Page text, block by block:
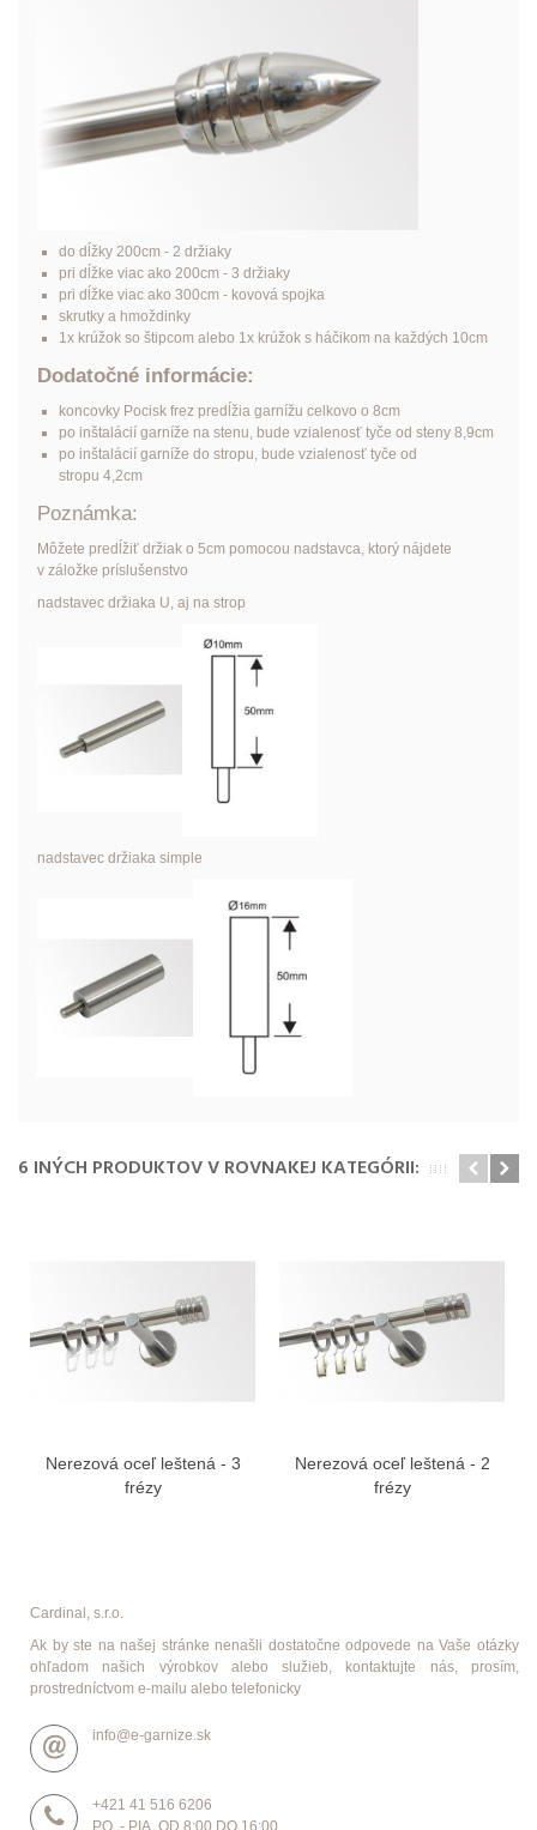
do dĺžky 200cm - 2 držiaky
pri dĺžke viac ako 200cm - 3 držiaky
pri dĺžke viac ako 300cm - kovová spojka
skrutky a hmoždinky
1x krúžok so štipcom alebo 1x krúžok s háčikom na každých 10cm
Dodatočné informácie:
koncovky Pocisk frez predĺžia garnížu celkovo o 8cm
po inštalácií garníže na stenu, bude vzialenosť tyče od steny 8,9cm
po inštalácií garníže do stropu, bude vzialenosť tyče od
stropu 4,2cm
Poznámka:
Môžete predĺžiť držiak o 5cm pomocou nadstavca, ktorý nájdete
v záložke príslušenstvo
nadstavec držiaka U, aj na strop
nadstavec držiaka simple
6 INÝCH PRODUKTOV V ROVNAKEJ KATEGÓRII:
Nerezová oceľ leštená - 3
frézy
Nerezová oceľ leštená - 2
frézy
Cardinal, s.r.o.
Ak by ste na našej stránke nenašli dostatočne odpovede na Vaše otázky
ohľadom našich výrobkov alebo služieb, kontaktujte nás, prosím,
prostredníctvom e-mailu alebo telefonicky
info@e-garnize.sk
+421 41 516 6206